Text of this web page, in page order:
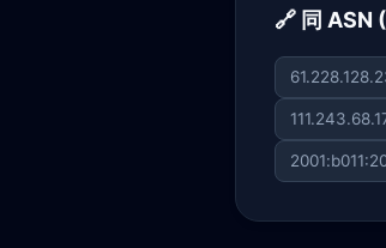
🔗 同 ASN